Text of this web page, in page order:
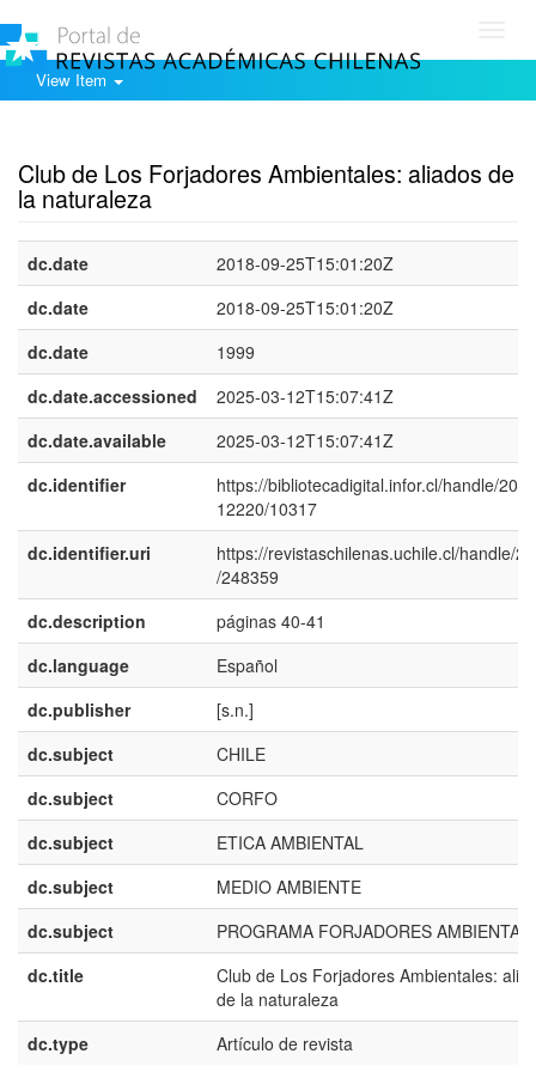
View Item
Club de Los Forjadores Ambientales: aliados de
la naturaleza
dc.date
2018-09-25T15:01:20Z
dc.date
2018-09-25T15:01:20Z
dc.date
1999
dc.date.accessioned
2025-03-12T15:07:41Z
dc.date.available
2025-03-12T15:07:41Z
dc.identifier
https://bibliotecadigital.infor.cl/handle/
12220/10317
dc.identifier.uri
https://revistaschilenas.uchile.cl/handle/
/248359
dc.description
páginas 40-41
dc.language
Español
dc.publisher
[s.n.]
dc.subject
CHILE
dc.subject
CORFO
dc.subject
ETICA AMBIENTAL
dc.subject
MEDIO AMBIENTE
dc.subject
PROGRAMA FORJADORES
dc.title
Club de Los Forjadores Ambientales:
de la naturaleza
dc.type
Artículo de revista